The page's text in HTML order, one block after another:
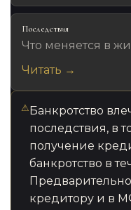
Последствия
Что меняется в
Читать →
⚠Банкротство
последствия, в
получение
банкротство в
кредитору и в